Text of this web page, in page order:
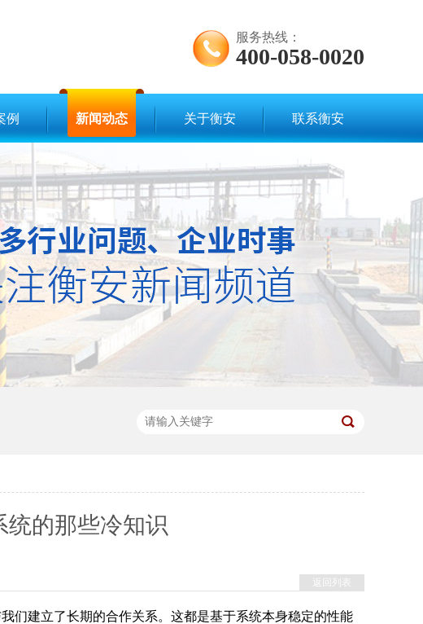
服务热线：
400-058-0020
例 新闻动态 关于衡安 联系衡安
的那些冷知识
返回列表
们建立了长期的合作关系。这都是基于系统本身稳定的性能